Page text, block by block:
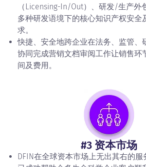
（Licensing-In/Out）、研发/生产外
多种研发语境下的核心知识产权安全
求。
快捷、安全地跨企业在法务、监管、
协同完成营销文档审阅工作让销售环
间及费用。
#3 资本市场
DFIN在全球资本市场上无出其右的